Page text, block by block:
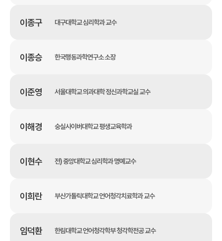
이종구 대구대학교 심리학과 교수
이종승 한국행동과학연구소 소장
이준영 서울대학교 의과대학 정신과학교실 교수
이해경 숭실사이버대학교 평생교육학과
이현수 전) 중앙대학교 심리학과 명예교수
이희란 부산가톨릭대학교 언어청각치료학과 교수
임덕환 한림대학교 언어청각학부 청각학전공 교수